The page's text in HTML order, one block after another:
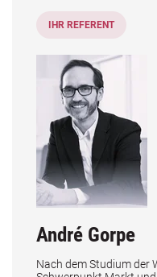
IHR REFERENT
André Gorpe
Nach dem Studium